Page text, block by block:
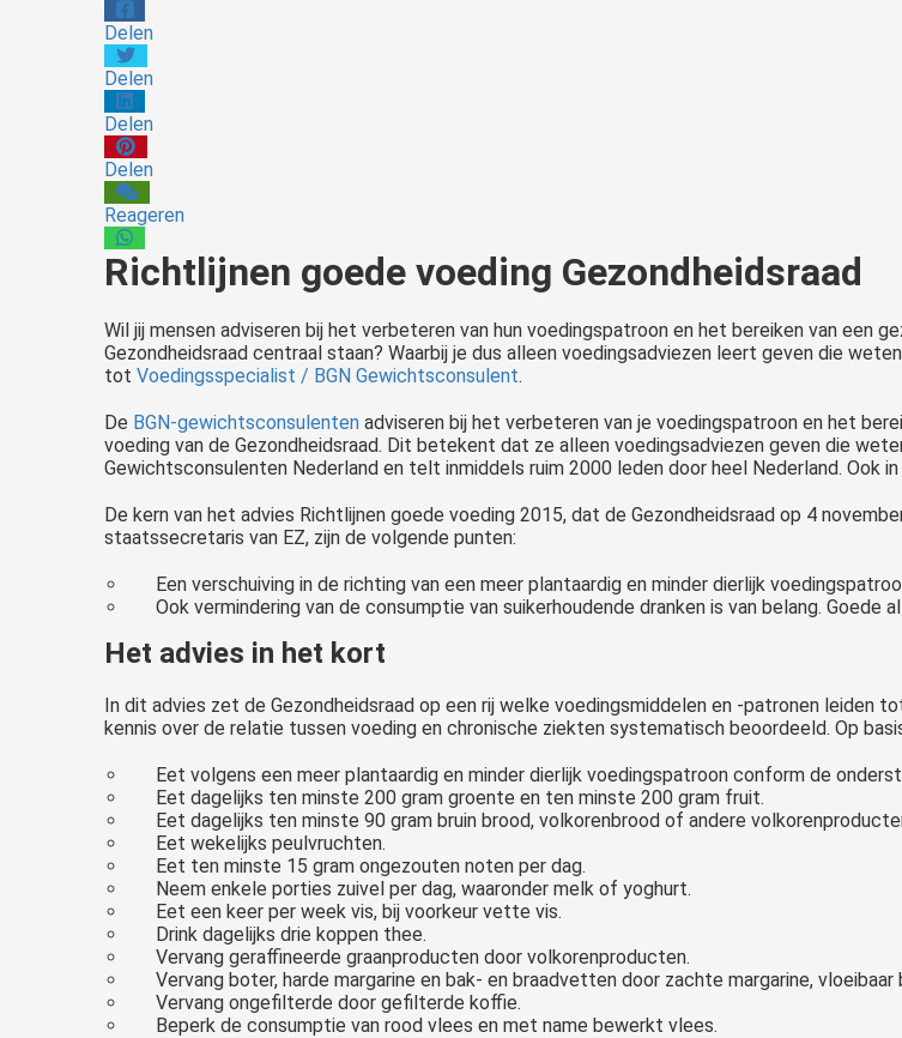
Delen
Delen
Delen
Delen
Reageren
Richtlijnen goede voeding Gezondheidsraad
Wil jij mensen adviseren bij het verbeteren van hun voedingspatroon en het bereiken van een
Gezondheidsraad centraal staan? Waarbij je dus alleen voedingsadviezen leert geven die
tot Voedingsspecialist / BGN Gewichtsconsulent.
De BGN-gewichtsconsulenten adviseren bij het verbeteren van je voedingspatroon en het
voeding van de Gezondheidsraad. Dit betekent dat ze alleen voedingsadviezen geven die
Gewichtsconsulenten Nederland en telt inmiddels ruim 2000 leden door heel Nederland. Ook in
De kern van het advies Richtlijnen goede voeding 2015, dat de Gezondheidsraad op 4
staatssecretaris van EZ, zijn de volgende punten:
Een verschuiving in de richting van een meer plantaardig en minder dierlijk
Ook vermindering van de consumptie van suikerhoudende dranken is van belang.
Het advies in het kort
In dit advies zet de Gezondheidsraad op een rij welke voedingsmiddelen en -patronen leiden
kennis over de relatie tussen voeding en chronische ziekten systematisch beoordeeld. Op
Eet volgens een meer plantaardig en minder dierlijk voedingspatroon conform de
Eet dagelijks ten minste 200 gram groente en ten minste 200 gram fruit.
Eet dagelijks ten minste 90 gram bruin brood, volkorenbrood of andere
Eet wekelijks peulvruchten.
Eet ten minste 15 gram ongezouten noten per dag.
Neem enkele porties zuivel per dag, waaronder melk of yoghurt.
Eet een keer per week vis, bij voorkeur vette vis.
Drink dagelijks drie koppen thee.
Vervang geraffineerde graanproducten door volkorenproducten.
Vervang boter, harde margarine en bak- en braadvetten door zachte margarine,
Vervang ongefilterde door gefilterde koffie.
Beperk de consumptie van rood vlees en met name bewerkt vlees.